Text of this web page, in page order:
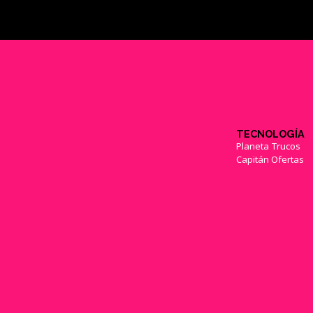
TECNOLOGÍA
Planeta Trucos
Capitán Ofertas